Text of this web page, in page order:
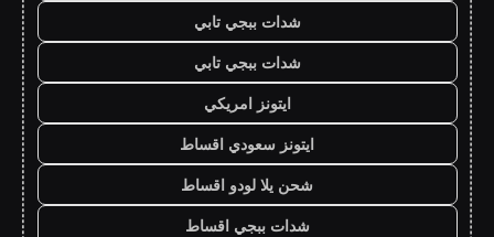
شدات ببجي تابي
شدات ببجي تابي
ايتونز امريكي
ايتونز سعودي اقساط
شحن يلا لودو اقساط
شدات ببجي اقساط